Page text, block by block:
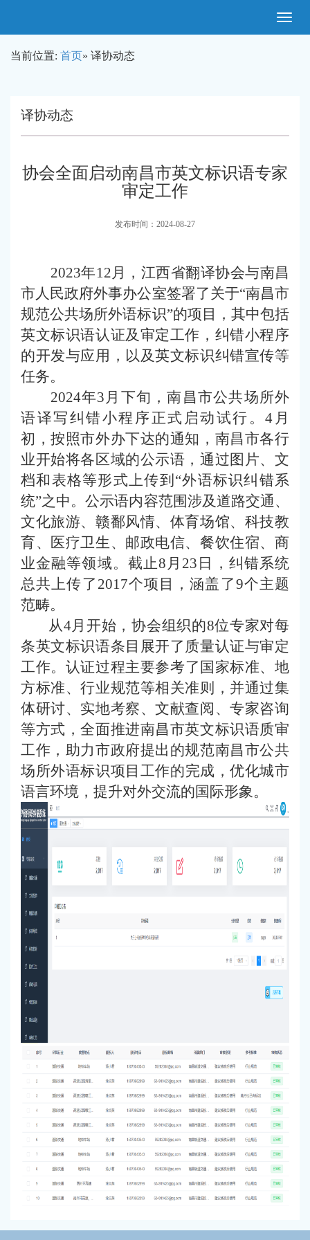
Toggle
当前位置: 首页» 译协动态
译协动态
协会全面启动南昌市英文标识语专家
审定工作
发布时间：2024-08-27
2023年12月，江西省翻译协会与南昌
市人民政府外事办公室签署了关于“南昌市
规范公共场所外语标识”的项目，其中包括
英文标识语认证及审定工作，纠错小程序
的开发与应用，以及英文标识纠错宣传等
任务。
2024年3月下旬，南昌市公共场所外
语译写纠错小程序 正式启动试行。4月
初，按照市外办下达的通知，南昌市各行
业开始将各区域的公示语，通过图片、文
档和表格等形式上传到 “外语标识纠错系
统”之中。公示语内容范围 涉及道路交通、
文化旅游、赣鄱风情、体育场馆、科技教
育、医疗卫生、邮政电信、餐饮住宿、商
业金融等领域。截止8月23日，纠错系统
总共上传了2017个项目，涵盖了9个主题
范畴。
从4月开始，协会组织的8位专家对每
条英文标识语条目 展开了质量认证与审定
工作。认证过程主要参考了国家标准、地
方标准、行业规范等相关准则， 并通过集
体研讨、实地考察、文献查阅、专家咨询
等方式，全面推进南昌市英文标识语质审
工作， 助力市政府提出的规范南昌市公共
场所外语标识项目工作的完成，优化城市
语言环境，提升对外交流的国际形象。